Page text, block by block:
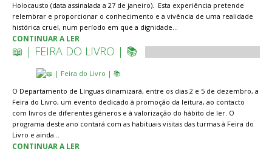
Holocausto (data assinalada a 27 de janeiro). Esta experiência pretende
relembrar e proporcionar o conhecimento e a vivência de uma realidade
histórica cruel, num período em que a dignidade…
CONTINUAR A LER
📖 | FEIRA DO LIVRO | 📚
O Departamento de Línguas dinamizará, entre os dias 2 e 5 de dezembro, a
Feira do Livro, um evento dedicado à promoção da leitura, ao contacto
com livros de diferentes géneros e à valorização do hábito de ler. O
programa deste ano contará com as habituais visitas das turmas à Feira do
Livro e ainda…
CONTINUAR A LER